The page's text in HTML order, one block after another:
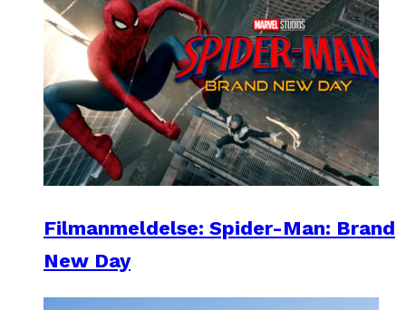
Filmanmeldelse: Spider-Man: Brand
New Day